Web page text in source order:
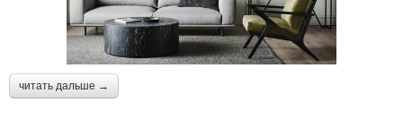
читать дальше →